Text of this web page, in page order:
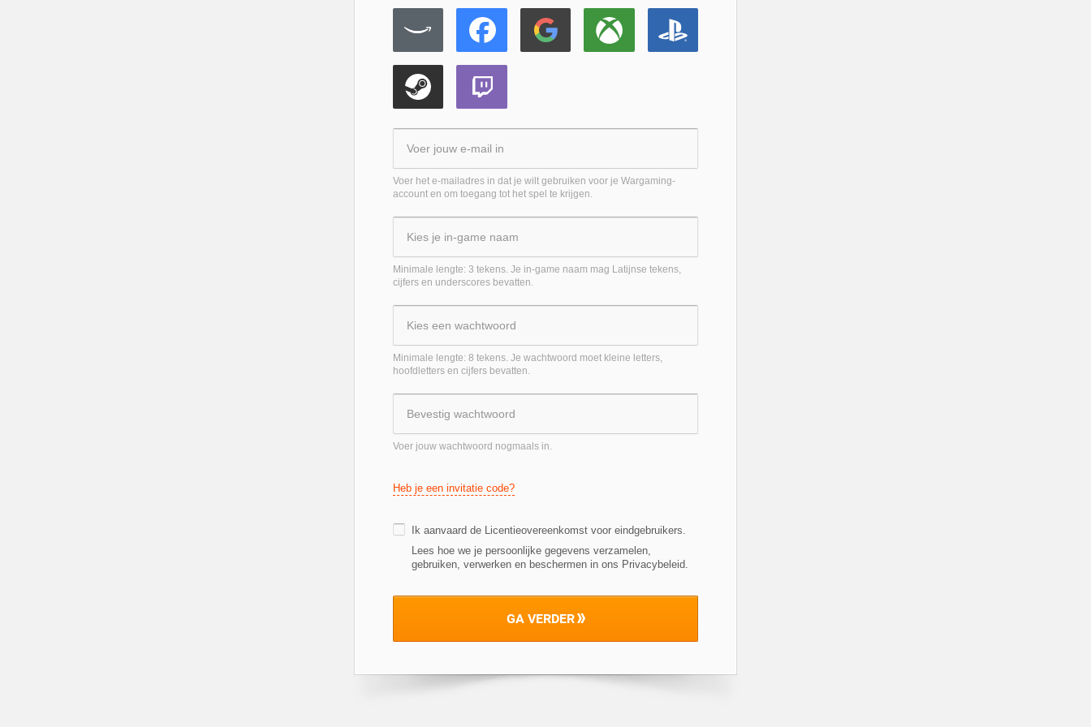
Voer het e-mailadres in dat je wilt gebruiken voor je Wargaming-
account en om toegang tot het spel te krijgen.
Minimale lengte: 3 tekens. Je in-game naam mag Latijnse tekens,
cijfers en underscores bevatten.
Minimale lengte: 8 tekens. Je wachtwoord moet kleine letters,
hoofdletters en cijfers bevatten.
Voer jouw wachtwoord nogmaals in.
Heb je een invitatie code?
Ik aanvaard de Licentieovereenkomst voor eindgebruikers.
Lees hoe we je persoonlijke gegevens verzamelen,
gebruiken, verwerken en beschermen in ons Privacybeleid.
GA VERDER